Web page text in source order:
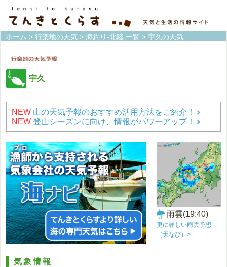
ホーム > 行楽地の天気 > 海釣り-北陸 一覧 > 宇久の天気
宇久
NEW 山の天気予報のおすすめ活用方法をご紹介！
NEW 登山シーズンに向け、情報がパワーアップ！
雨雲(19:40)
更に詳しい雨雲予想
（天なび）>
気象情報